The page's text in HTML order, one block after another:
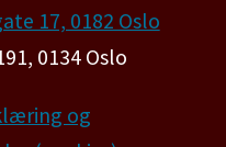
17, 0182 Oslo
0134 Oslo
og